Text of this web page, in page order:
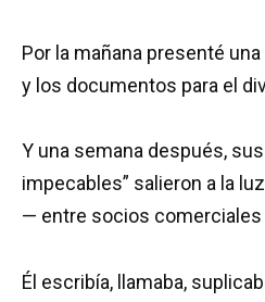
Por la mañana presenté
y los documentos para el
Y una semana después,
impecables” salieron a la
— entre socios comerciales
Él escribía, llamaba,